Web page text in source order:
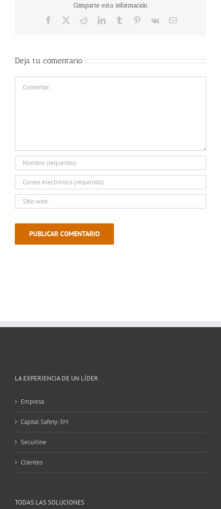
Comparte esta información
Facebook RedditLinkedInTumblr Pinterest
Vk
Correo
Deja tu comentario
LA EXPERIENCIA DE UN LÍDER
Empresa
Capital Safety-3M
Securline
Clientes
TODAS LAS SOLUCIONES